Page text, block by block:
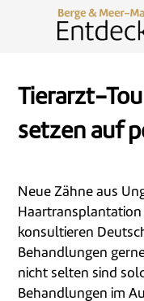
Tierarzt-
setzen auf
Neue Zähne aus
Haartransplantation
konsultieren
Behandlungen
nicht selten sind
Behandlungen im